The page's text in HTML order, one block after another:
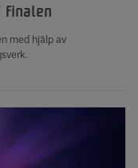
finalen
med hjälp av